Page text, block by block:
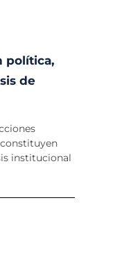
política,
de
institucional